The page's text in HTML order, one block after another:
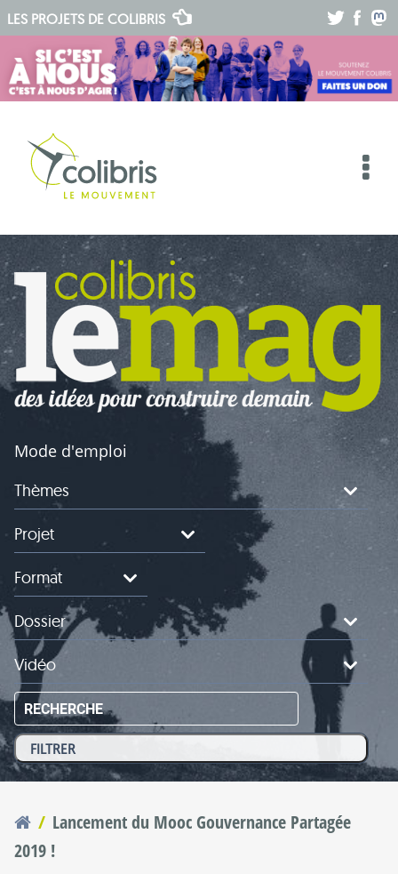
LES PROJETS DE COLIBRIS
Mode d'emploi
Thèmes
Projet
Format
Dossier
Vidéo
RECHERCHE
Vous êtes ici
Lancement du Mooc Gouvernance Partagée
2019 !